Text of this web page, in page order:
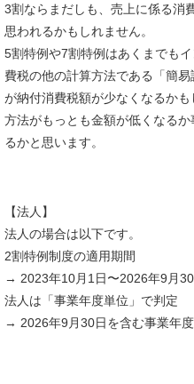
3割ならまだしも、売上に係る消
思われるかもしれません。
5割特例や7割特例はあくまでも
費税の他の計算方法である「簡
が納付消費税額が少なくなるか
方法がもっとも金額が低くなる
るかと思います。
【法人】
法人の場合は以下です。
2割特例制度の適用期間
→ 2023年10月1日〜2026年9月
法人は「事業年度単位」で判定
→ 2026年9月30日を含む事業年